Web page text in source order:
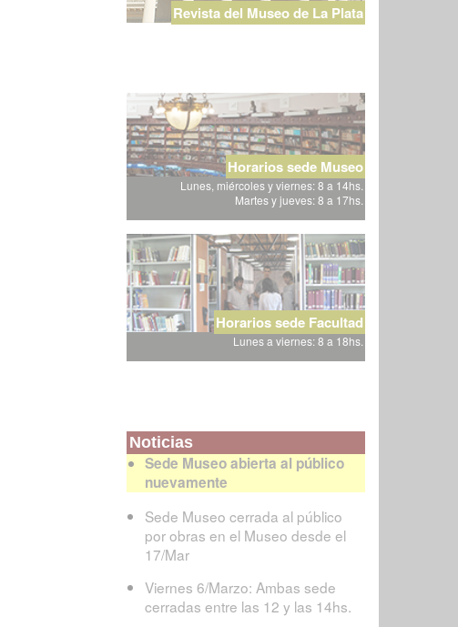
Revista del Museo de La Plata
Horarios sede Museo
Lunes, miércoles y viernes: 8 a 14hs.
Martes y jueves: 8 a 17hs.
Horarios sede Facultad
Lunes a viernes: 8 a 18hs.
Noticias
Sede Museo abierta al público
nuevamente
Sede Museo cerrada al público
por obras en el Museo desde el
17/Mar
Viernes 6/Marzo: Ambas sede
cerradas entre las 12 y las 14hs.